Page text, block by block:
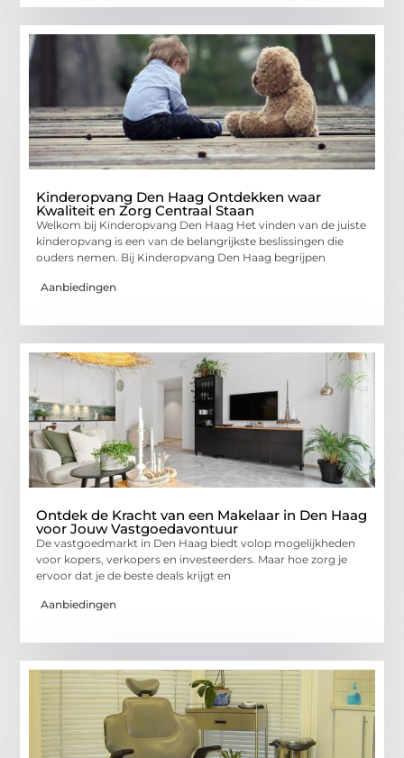
Kinderopvang Den Haag Ontdekken waar
Kwaliteit en Zorg Centraal Staan
Welkom bij Kinderopvang Den Haag Het vinden van de juiste
kinderopvang is een van de belangrijkste beslissingen die
ouders nemen. Bij Kinderopvang Den Haag begrijpen
Aanbiedingen
Ontdek de Kracht van een Makelaar in Den Haag
voor Jouw Vastgoedavontuur
De vastgoedmarkt in Den Haag biedt volop mogelijkheden
voor kopers, verkopers en investeerders. Maar hoe zorg je
ervoor dat je de beste deals krijgt en
Aanbiedingen